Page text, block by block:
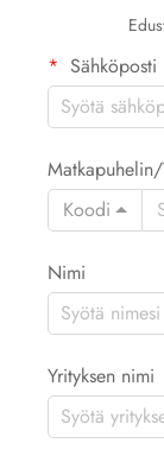
Sähköposti
Koodi
Nimi
Yrityksen nimi